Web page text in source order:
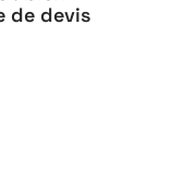
de devis